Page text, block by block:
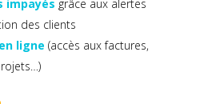
impayés grâce aux alertes
des clients
ligne (accès aux factures,